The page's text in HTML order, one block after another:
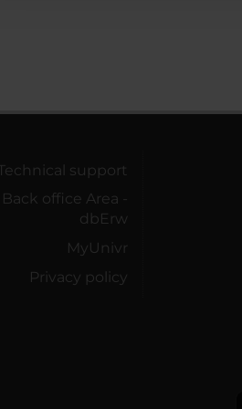
support
Back office Area -
dbErw
MyUnivr
Privacy policy